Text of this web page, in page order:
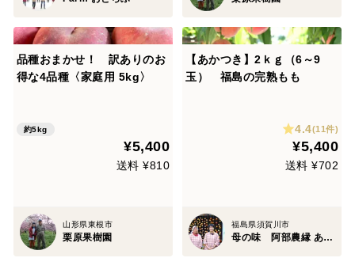
品種おまかせ！ 訳ありのお
得な4品種〈家庭用 5kg〉
約5kg
¥5,400
送料 ¥810
山形県東根市
栗原果樹園
【あかつき】2ｋｇ（6～9
玉） 福島の完熟もも
4.4(11件)
¥5,400
送料 ¥702
福島県須賀川市
母の味 阿部農縁 あべのうえん